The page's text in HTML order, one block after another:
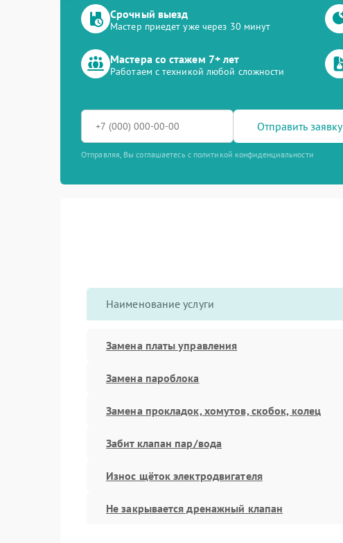
Срочный выезд
Мастер приедет уже через 30 минут
Мастера со стажем 7+ лет
Работаем с техникой любой сложности
Отправить заявку
Отправляя, Вы соглашаетесь с политикой конфиденциальности
Наименование услуги
Замена платы управления
Замена пароблока
Замена прокладок, хомутов, скобок, колец
Забит клапан пар/вода
Износ щёток электродвигателя
Не закрывается дренажный клапан